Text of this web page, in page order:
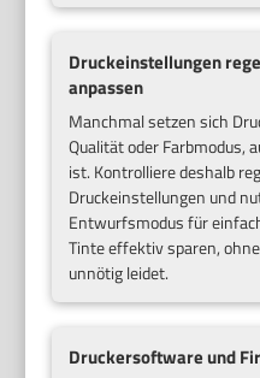
Druckeinstellungen
anpassen
Manchmal setzen sich
Qualität oder Farbmodus,
ist. Kontrolliere deshalb
Druckeinstellungen und
Entwurfsmodus für
Tinte effektiv sparen,
unnötig leidet.
Druckersoftware und